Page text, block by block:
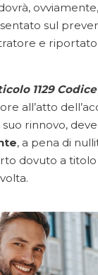
sul
e
1129
all’atto
rinnovo, deve
, a pena di
dovuto a